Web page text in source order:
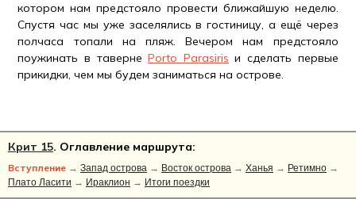
котором нам предстояло провести ближайшую неделю.
Спустя час мы уже заселялись в гостиницу, а ещё через
полчаса топали на пляж. Вечером нам предстояло
поужинать в тавернеPorto Parasiris и сделать первые
прикидки, чем мы будем заниматься на острове.
Крит 15. Оглавление маршрута:
Вступление → Запад острова → Восток острова → Ханья → Ретимно →
Плато Ласити → Ираклион → Итоги поездки